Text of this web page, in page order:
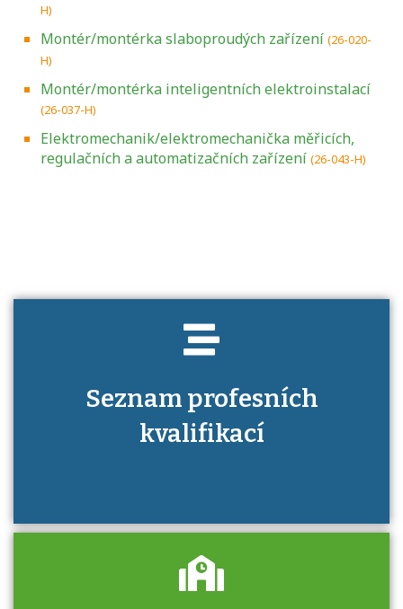
H)
Montér/montérka slaboproudých zařízení (26-020-
H)
Montér/montérka inteligentních elektroinstalací
(26-037-H)
Elektromechanik/elektromechanička měřicích,
regulačních a automatizačních zařízení (26-043-H)
Seznam profesních
kvalifikací
Projděte si seznam profesních kvalifikací.